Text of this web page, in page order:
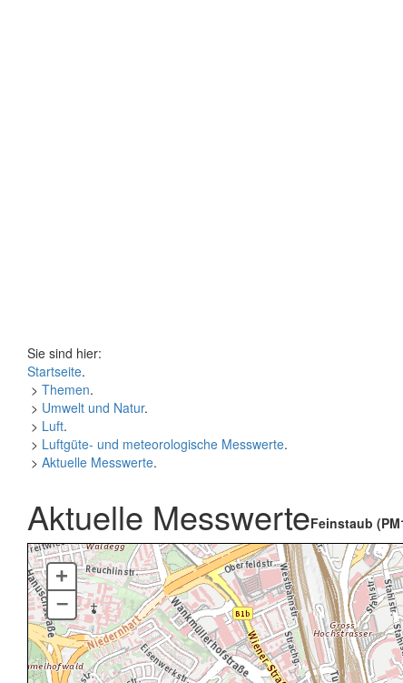
Sie sind hier:
Startseite.
> Themen.
> Umwelt und Natur.
> Luft.
> Luftgüte- und meteorologische Messwerte.
> Aktuelle Messwerte.
Aktuelle MesswerteFeinstaub
+
–